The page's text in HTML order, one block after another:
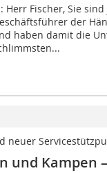
Herr Fischer, Sie
der
haben damit die
neuer
und Kampen